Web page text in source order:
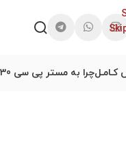
چرا به مستر پی سی MRP30 اعتماد کنیم؟